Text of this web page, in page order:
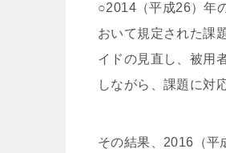
○2014（平成26）年
おいて規定された課
イドの見直し、被用
しながら、課題に対
その結果、2016（平